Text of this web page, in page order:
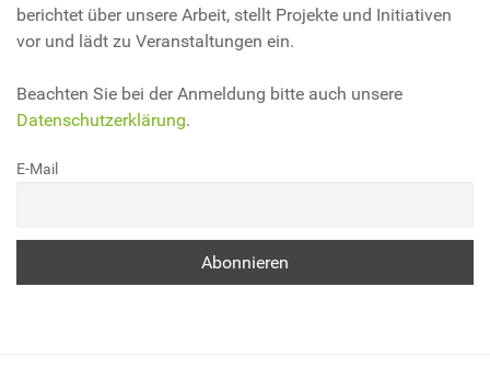
berichtet über unsere Arbeit, stellt Projekte und Initiativen
vor und lädt zu Veranstaltungen ein.
Beachten Sie bei der Anmeldung bitte auch unsere
Datenschutzerklärung.
E-Mail